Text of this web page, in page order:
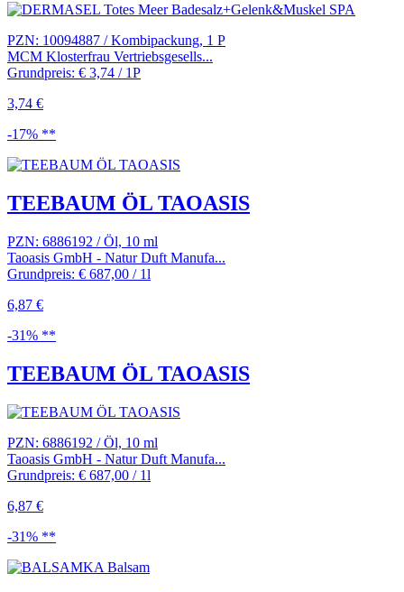
PZN: 10094887 / Kombipackung, 1 P
MCM Klosterfrau Vertriebsgesells...
Grundpreis: € 3,74 / 1P
3,74 €
-17% **
TEEBAUM ÖL TAOASIS
PZN: 6886192 / Öl, 10 ml
Taoasis GmbH - Natur Duft Manufa...
Grundpreis: € 687,00 / 1l
6,87 €
-31% **
TEEBAUM ÖL TAOASIS
PZN: 6886192 / Öl, 10 ml
Taoasis GmbH - Natur Duft Manufa...
Grundpreis: € 687,00 / 1l
6,87 €
-31% **